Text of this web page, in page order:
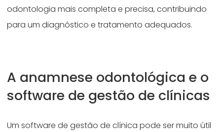
odontologia mais completa e precisa, contribuindo
para um diagnóstico e tratamento adequados.
A anamnese odontológica e o
software de gestão de clínicas
Um software de gestão de clínica pode ser muito útil